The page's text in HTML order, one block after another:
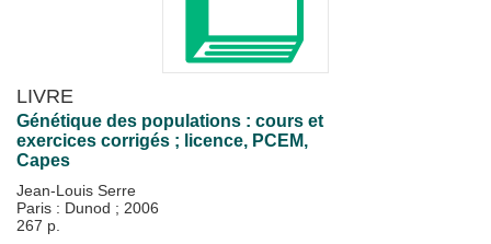
LIVRE
Génétique des populations : cours et
exercices corrigés ; licence, PCEM,
Capes
Jean-Louis Serre
Paris : Dunod ; 2006
267 p.